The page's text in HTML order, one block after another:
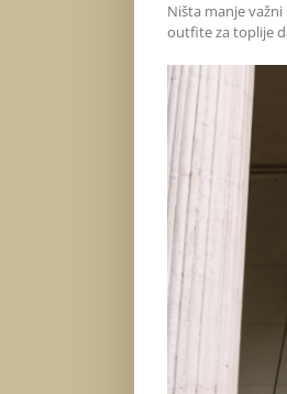
Ništa manje
outfite za toplije